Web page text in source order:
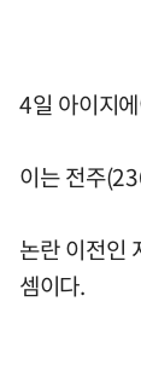
4일 아이지
이는 전주
논란 이전인
셈이다.